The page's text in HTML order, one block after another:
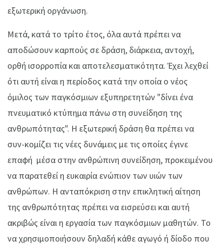
εξωτερική οργάνωση.
Μετά, κατά το τρίτο έτος, όλα αυτά πρέπει να
αποδώσουν καρπούς σε δράση, διάρκεια, αντοχή,
ορθή ισορροπία και αποτελεσματικότητα. Έχει λεχθεί
ότι αυτή είναι η περίοδος κατά την οποία ο νέος
όμιλος των παγκόσμιων εξυπηρετητών "δίνει ένα
πνευματικό κτύπημα πάνω στη συνείδηση της
ανθρωπότητας". Η εξωτερική δράση θα πρέπει να
συν-κομίζει τις νέες δυνάμεις με τις οποίες έγινε
επαφή μέσα στην ανθρώπινη συνείδηση, προκειμένου
να παρατεθεί η ευκαιρία ενώπιον των υιών των
ανθρώπων. Η ανταπόκριση στην επικλητική αίτηση
της ανθρωπότητας πρέπει να εισρεύσει και αυτή
ακριβώς είναι η εργασία των παγκόσμιων μαθητών. Το
να χρησιμοποιήσουν δηλαδή κάθε αγωγό ή δίοδο που